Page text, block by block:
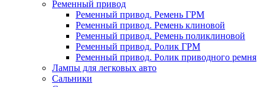
Ременный привод
Ременный привод. Ремень ГРМ
Ременный привод. Ремень клиновой
Ременный привод. Ремень поликлиновой
Ременный привод. Ролик ГРМ
Ременный привод. Ролик приводного ремня
Лампы для легковых авто
Сальники